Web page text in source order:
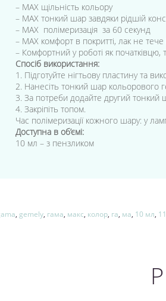
– MAX щільність кольору
– MAX тонкий шар завдяки рідшій
– MAX полімеризація за 60 секунд
– MAX комфорт в покритті, лак не
– Комфортний у роботі як початківцю,
Спосіб використання:
1. Підготуйте нігтьову пластину та
2. Нанесіть тонкий шар кольорового
3. За потреби додайте другий тонкий
4. Закріпіть топом.
Час полімеризації кожного шару: у
Доступна в об’ємі:
10 мл – з пензликом
, gemely, гама, макс, колор, га, ма, 10 мл, 11